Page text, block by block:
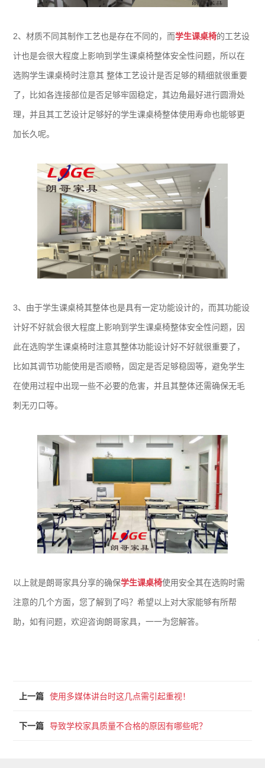
2、材质不同其制作工艺也是存在不同的，而学生课桌椅的工艺设
计也是会很大程度上影响到学生课桌椅整体安全性问题，所以在
选购学生课桌椅时注意其 整体工艺设计是否足够的精细就很重要
了，比如各连接部位是否足够牢固稳定，其边角最好进行圆滑处
理，并且其工艺设计足够好的学生课桌椅整体使用寿命也能够更
加长久呢。
3、由于学生课桌椅其整体也是具有一定功能设计的，而其功能设
计好不好就会很大程度上影响到学生课桌椅整体安全性问题，因
此在选购学生课桌椅时注意其整体功能设计好不好就很重要了，
比如其调节功能使用是否顺畅，固定是否足够稳固等，避免学生
在使用过程中出现一些不必要的危害，并且其整体还需确保无毛
刺无刃口等。
以上就是朗哥家具分享的确保学生课桌椅使用安全其在选购时需
注意的几个方面，您了解到了吗？希望以上对大家能够有所帮
助，如有问题，欢迎咨询朗哥家具，一一为您解答。
上一篇 使用多媒体讲台时这几点需引起重视！
下一篇 导致学校家具质量不合格的原因有哪些呢？